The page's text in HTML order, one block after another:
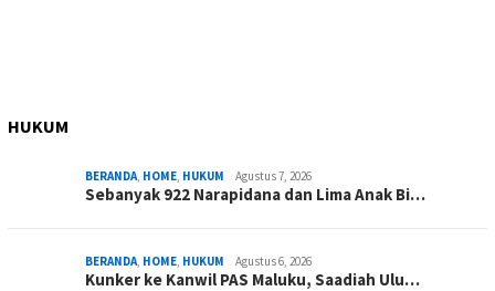
HUKUM
BERANDA, HOME, HUKUM Agustus 7, 2026
Sebanyak 922 Narapidana dan Lima Anak Bi…
BERANDA, HOME, HUKUM Agustus 6, 2026
Kunker ke Kanwil PAS Maluku, Saadiah Ulu…